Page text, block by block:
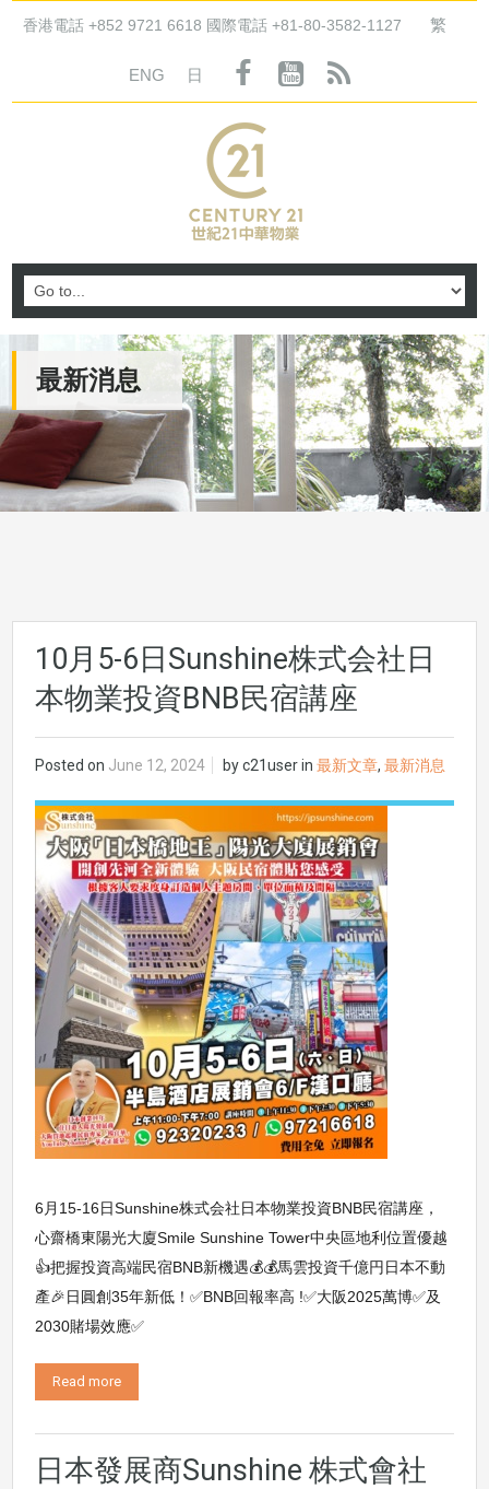
香港電話 +852 9721 6618 國際電話 +81-80-3582-1127 繁
ENG 日
最新消息
10月5-6日Sunshine株式会社日
本物業投資BNB民宿講座
Posted on June 12, 2024 byc21userin最新文章,最新消息
6月15-16日Sunshine株式会社日本物業投資BNB民宿講座，
心齋橋東陽光大廈Smile Sunshine Tower中央區地利位置優越
👍把握投資高端民宿BNB新機遇💰💰馬雲投資千億円日本不動
產🎉日圓創35年新低！✅BNB回報率高 !✅大阪2025萬博✅及
2030賭場效應✅
Read more
日本發展商Sunshine 株式會社